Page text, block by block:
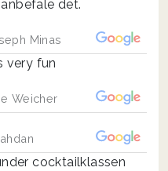
det.
Minas
very fun
Weicher
cocktailklassen